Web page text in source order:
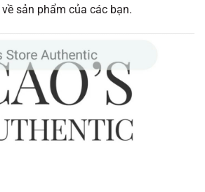
sản phẩm của các bạn.